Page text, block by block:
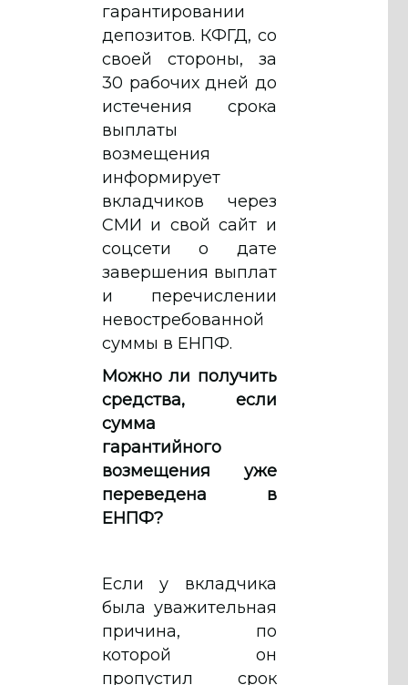
гарантировании
депозитов. КФГД, со
своей стороны, за
30 рабочих дней до
истечения срока
выплаты
возмещения
информирует
вкладчиков через
СМИ и свой сайт и
соцсети о дате
завершения выплат
и перечислении
невостребованной
суммы в ЕНПФ.
Можно ли получить
средства, если
сумма
гарантийного
возмещения уже
переведена в
ЕНПФ?
Если у вкладчика
была уважительная
причина, по
которой он
пропустил срок